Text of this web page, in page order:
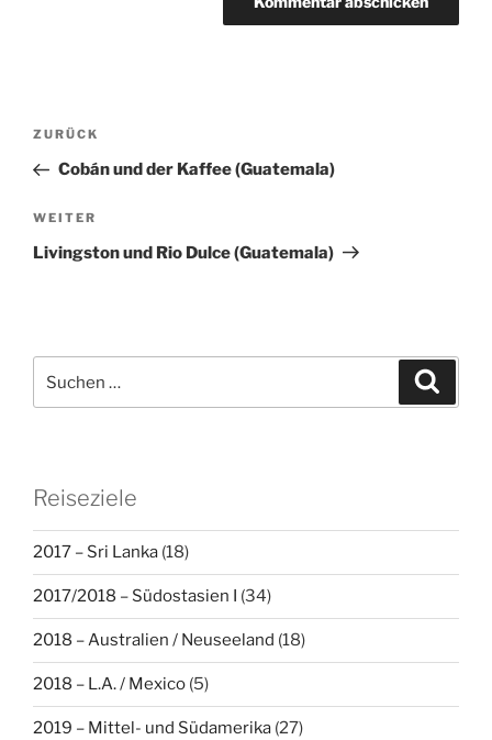
Beitragsnavigation
Vorheriger
Beitrag
ZURÜCK
Cobán und der Kaffee (Guatemala)
Nächster
Beitrag
WEITER
Livingston und Rio Dulce (Guatemala)
nach:
Reiseziele
2017 – Sri Lanka (18)
2017/2018 – Südostasien I (34)
2018 – Australien / Neuseeland (18)
2018 – L.A. / Mexico (5)
2019 – Mittel- und Südamerika (27)